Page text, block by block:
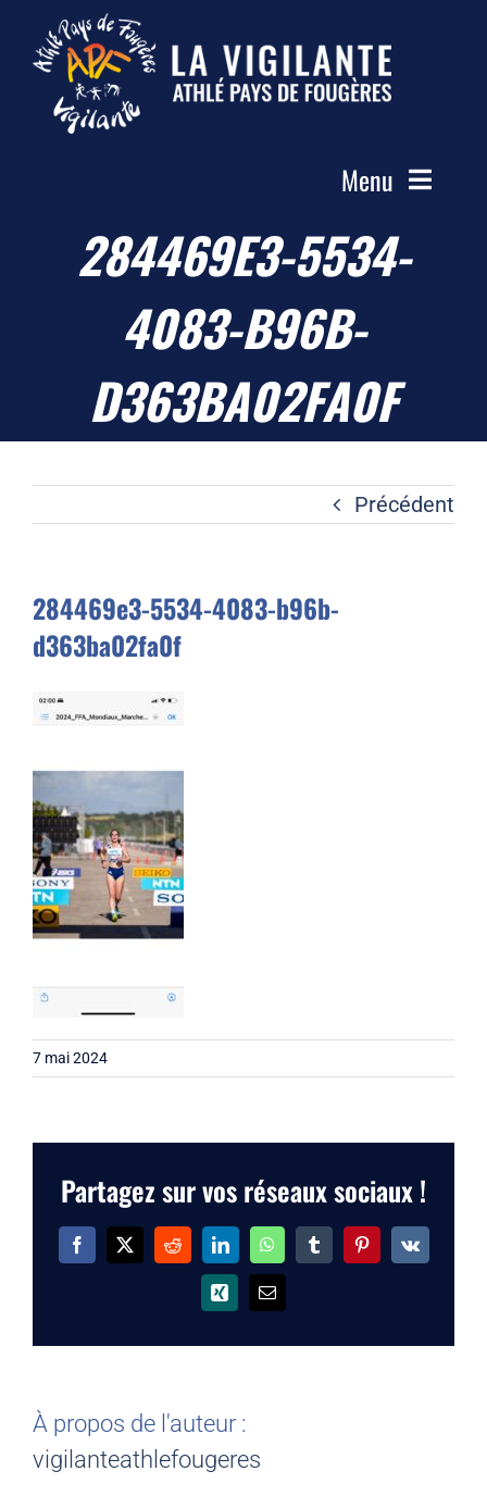
Passer
contenu
Menu
Accueil
Le Club
Actualités
Compétitions
284469E3-5534-
4083-B96B-
D363BA02FA0F
Précédent
284469e3-5534-4083-b96b-
d363ba02fa0f
7 mai 2024
Partagez sur vos réseaux sociaux !
Facebook
X RedditLinkedInWhatsAppTumblrPinterest
Vk
Xing Email
À propos de l'auteur :
vigilanteathlefougeres